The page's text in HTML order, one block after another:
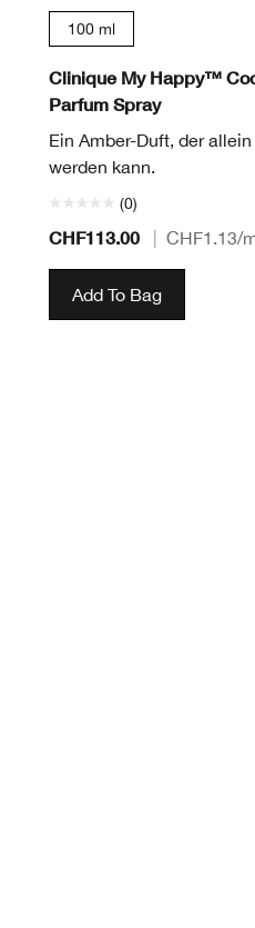
100 ml
Clinique My Happy™
Parfum Spray
Ein Amber-Duft, der
werden kann.
(0)
CHF113.00 CHF1.13/
Add To Bag